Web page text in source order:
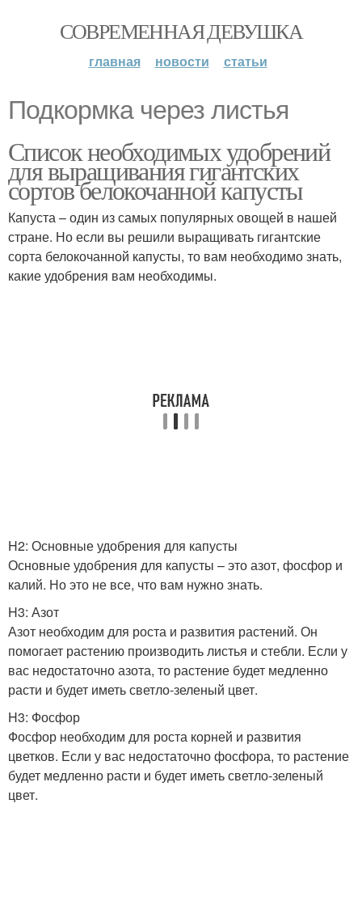
СОВРЕМЕННАЯ ДЕВУШКА
главная новости статьи
Подкормка через листья
Список необходимых удобрений
для выращивания гигантских
сортов белокочанной капусты
Капуста – один из самых популярных овощей в нашей
стране. Но если вы решили выращивать гигантские
сорта белокочанной капусты, то вам необходимо знать,
какие удобрения вам необходимы.
H2: Основные удобрения для капусты
Основные удобрения для капусты – это азот, фосфор и
калий. Но это не все, что вам нужно знать.
H3: Азот
Азот необходим для роста и развития растений. Он
помогает растению производить листья и стебли. Если у
вас недостаточно азота, то растение будет медленно
расти и будет иметь светло-зеленый цвет.
H3: Фосфор
Фосфор необходим для роста корней и развития
цветков. Если у вас недостаточно фосфора, то растение
будет медленно расти и будет иметь светло-зеленый
цвет.